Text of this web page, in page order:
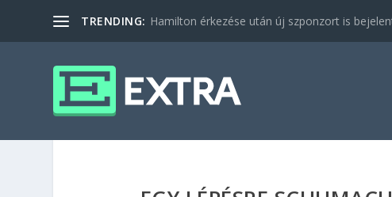
TRENDING: Hamilton érkezése után új szponzort is